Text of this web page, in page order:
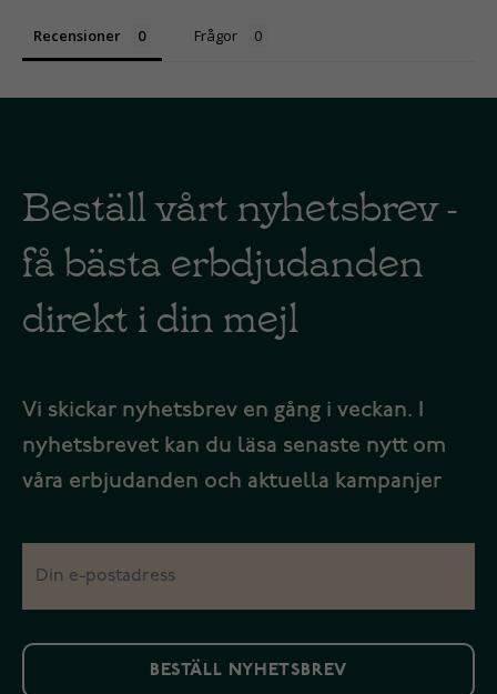
Recensioner Frågor
Beställ vårt nyhetsbrev -
få bästa erbdjudanden
direkt i din mejl
Vi skickar nyhetsbrev en gång i veckan. I
nyhetsbrevet kan du läsa senaste nytt om
våra erbjudanden och aktuella kampanjer
BESTÄLL NYHETSBREV